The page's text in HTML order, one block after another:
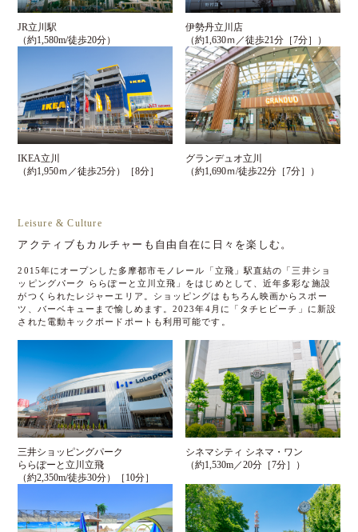
JR立川駅
（約1,580m/徒歩20分）
伊勢丹立川店
（約1,630ｍ／徒歩21分［7分］）
IKEA立川
（約1,950ｍ／徒歩25分）［8分］
グランデュオ立川
（約1,690ｍ/徒歩22分［7分］）
Leisure & Culture
アクティブもカルチャーも自由自在に日々を楽しむ。
2015年にオープンした多摩都市モノレール「立飛」駅直結の「三井ショ
ッピングパーク ららぽーと立川立飛」をはじめとして、近年多彩な施設
がつくられたレジャーエリア。ショッピングはもちろん映画からスポー
ツ、バーベキューまで愉しめます。2023年4月に「タチヒビーチ」に新設
された電動キックボードポートも利用可能です。
三井ショッピングパーク
ららぽーと立川立飛
（約2,350m/徒歩30分）［10分］
シネマシティ シネマ・ワン
（約1,530m／20分［7分］）